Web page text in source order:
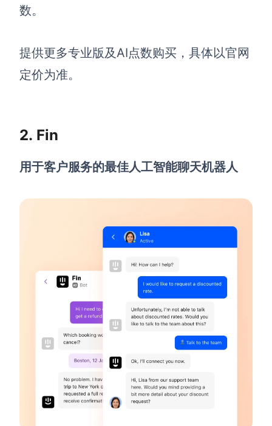
AI生成胜任力模型
AI生成用户画像
AI生成Smart分析
AI生成4P营销理论模型
AI生成安索夫矩阵
AI生成Grow模型
AI生成AARRR模型
AI生成图片
AI生成简历
数。
提供更多专业版及AI点数购买，具体以官网
定价为准。
2. Fin
用于客户服务的最佳人工智能聊天机器人